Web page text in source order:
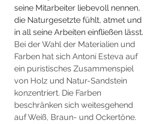
seine Mitarbeiter liebevoll nennen,
die Naturgesetzte fühlt, atmet und
in all seine Arbeiten einfließen lässt.
Bei der Wahl der Materialien und
Farben hat sich Antoní Esteva auf
ein puristisches Zusammenspiel
von Holz und Natur-Sandstein
konzentriert. Die Farben
beschränken sich weitesgehend
auf Weiß, Braun- und Ockertöne.